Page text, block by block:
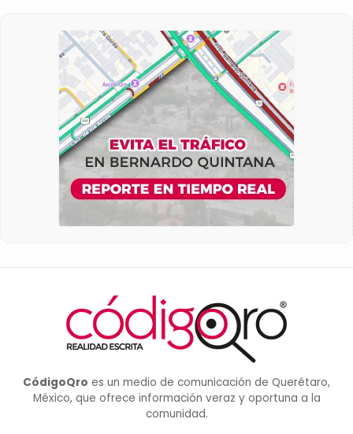
CódigoQro es un medio de comunicación de Querétaro,
México, que ofrece información veraz y oportuna a la
comunidad.